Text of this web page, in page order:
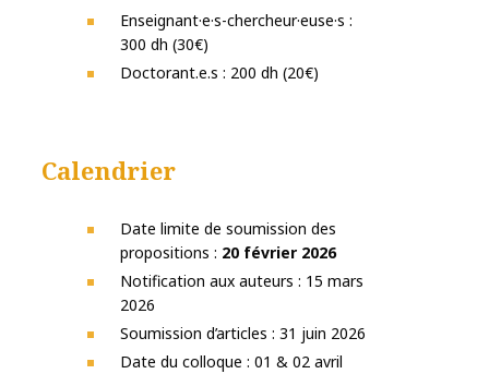
Enseignant·e·s-chercheur·euse·s :
300 dh (30€)
Doctorant.e.s : 200 dh (20€)
Calendrier
Date limite de soumission des
propositions : 20 février 2026
Notification aux auteurs : 15 mars
2026
Soumission d’articles : 31 juin 2026
Date du colloque : 01 & 02 avril